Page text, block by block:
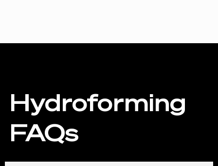
Hydroforming
FAQs